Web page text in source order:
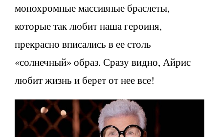
монохромные массивные браслеты,
которые так любит наша героиня,
прекрасно вписались в ее столь
«солнечный» образ. Сразу видно, Айрис
любит жизнь и берет от нее все!